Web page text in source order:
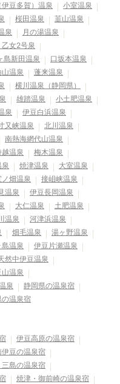
豆多賀）温泉
小室温泉
桜田温泉
韮山温泉
泉
月の湯温泉
女2号泉
島新田温泉
口坂本温泉
山温泉
蓬来温泉
横川温泉（静岡県）
雄踏温泉
小土肥温泉
泉
伊豆白浜温泉
又峡温泉
北川温泉
南熱海網代山温泉
温泉
梅木温泉
焼津温泉
大室温泉
ノ畑温泉
接岨峡温泉
温泉
伊豆長岡温泉
大仁温泉
土肥温泉
温泉
河津浜温泉
畑毛温泉
湯ヶ野温泉
温泉
伊豆片瀬温泉
然中伊豆温泉
温泉
泉
静岡県の温泉宿
の温泉宿
伊豆高原の温泉宿
伊豆の温泉宿
三島の温泉宿
焼津・御前崎の温泉宿